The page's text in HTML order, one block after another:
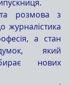
а стан
який
нових